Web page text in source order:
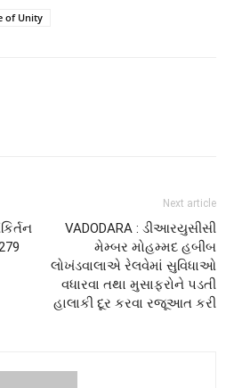
of Unity
Next article
VADODARA : ડીઆરયુસીસી
મેમ્બર મોહમ્મદ હબીબ
લોખંડવાલાએ રેલવેમાં સુવિધાઓ
વધારવા તથા મુસાફરોને પડતી
હાલાકી દૂર કરવા રજૂઆત કરી